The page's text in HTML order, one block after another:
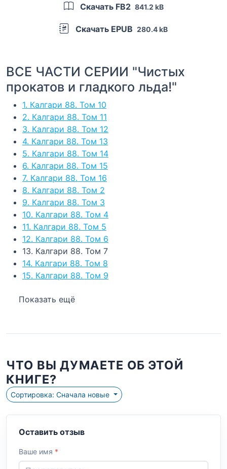
Скачать FB2 841.2 kB
Скачать EPUB 280.4 kB
ВСЕ ЧАСТИ СЕРИИ "Чистых
прокатов и гладкого льда!"
1. Калгари 88. Том 10
2. Калгари 88. Том 11
3. Калгари 88. Том 12
4. Калгари 88. Том 13
5. Калгари 88. Том 14
6. Калгари 88. Том 15
7. Калгари 88. Том 16
8. Калгари 88. Том 2
9. Калгари 88. Том 3
10. Калгари 88. Том 4
11. Калгари 88. Том 5
12. Калгари 88. Том 6
13. Калгари 88. Том 7
14. Калгари 88. Том 8
15. Калгари 88. Том 9
Показать ещё
ЧТО ВЫ ДУМАЕТЕ ОБ ЭТОЙ
КНИГЕ?
Сортировка: Сначала новые
Оставить отзыв
Ваше имя *